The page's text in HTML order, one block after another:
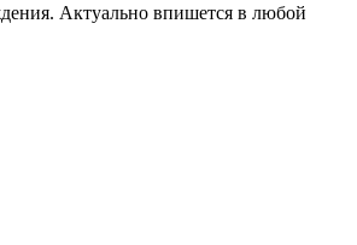
Актуально впишется в любой